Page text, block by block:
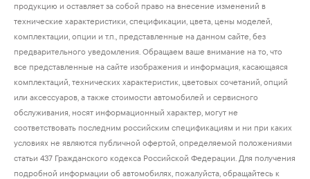
продукцию и оставляет за собой право на внесение изменений в
технические характеристики, спецификации, цвета, цены моделей,
комплектации, опции и т.п., представленные на данном сайте, без
предварительного уведомления. Обращаем ваше внимание на то, что
все представленные на сайте изображения и информация, касающаяся
комплектаций, технических характеристик, цветовых сочетаний, опций
или аксессуаров, а также стоимости автомобилей и сервисного
обслуживания, носят информационный характер, могут не
соответствовать последним российским спецификациям и ни при каких
условиях не являются публичной офертой, определяемой положениями
статьи 437 Гражданского кодекса Российской Федерации. Для получения
подробной информации об автомобилях, пожалуйста, обращайтесь к